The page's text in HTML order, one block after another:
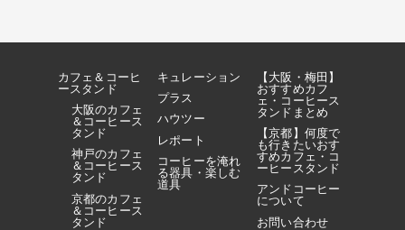
カフェ＆コーヒ
ースタンド
大阪のカフェ
＆コーヒース
タンド
神戸のカフェ
＆コーヒース
タンド
京都のカフェ
＆コーヒース
タンド
キュレーション
プラス
ハウツー
レポート
コーヒーを淹れ
る器具・楽しむ
道具
【大阪・梅田】
おすすめカフ
ェ・コーヒース
タンドまとめ
【京都】何度で
も行きたいおす
すめカフェ・コ
ーヒースタンド
アンドコーヒー
について
お問い合わせ